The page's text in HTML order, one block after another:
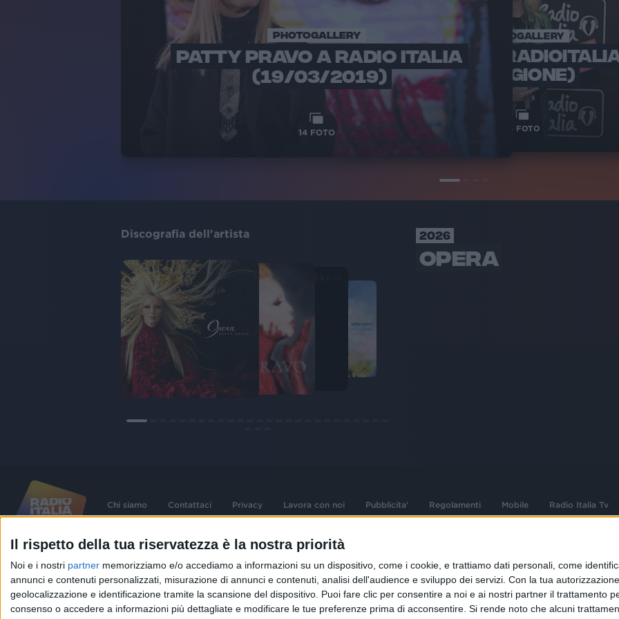
Il rispetto della tua riservatezza è la nostra priorità
Noi e i nostri partner memorizziamo e/o accediamo a informazioni su un dispositivo, come i cookie, e trattiamo dati personali, come
annunci e contenuti personalizzati, misurazione di annunci e contenuti, analisi dell'audience e sviluppo dei servizi. Con la tua
geolocalizzazione e identificazione tramite la scansione del dispositivo. Puoi fare clic per consentire a noi e ai nostri partner il trattamento
consenso o accedere a informazioni più dettagliate e modificare le tue preferenze prima di acconsentire. Si rende noto che alcuni
PHOTOGALLERY
PATTY PRAVO A RADIO ITALIA
(19/03/2019)
14FOTO
PHOTOGALLERY
PATTY PRAVO A
STAGIONE)
FOTO
PATTY
Discografia dell'artista 2026
OPERA
Chi siamo Contattaci Privacy Lavora con noi Pubblicita' Regolamenti Mobile Radio Italia Tv
contenute nel sito sono stati assolti gli obblighi derivanti dalla normativa dei diritti d'autore e dei diritti
Capitale Sociale € 580.000,00 interamente versato. Iscr. Reg. Imprese Milano - C.F. e n° iscrizione
06832230152. Iscritta al R.E.A. di Milano al n° 1125258. Testata giornalistica Registrata n°286 - 3 Aprile
1987.
02 25444220
Sede Legale: Via Savona 97, 20144 Milano